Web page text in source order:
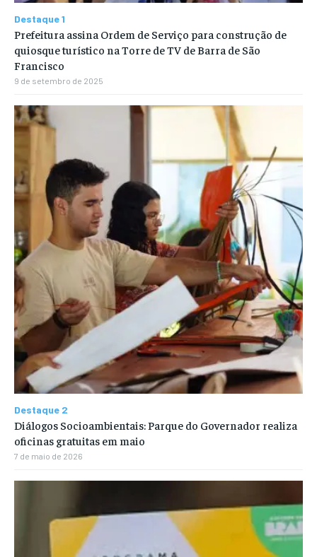
Destaque 1
Prefeitura assina Ordem de Serviço para construção de
quiosque turístico na Torre de TV de Barra de São
Francisco
9 de setembro de 2025
Destaque 2
Diálogos Socioambientais: Parque do Governador realiza
oficinas gratuitas em maio
7 de maio de 2026